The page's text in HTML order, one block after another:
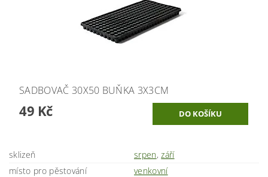
SADBOVAČ 30X50 BUŇKA 3X3CM
49 Kč
sklizeň srpen, září
místo pro pěstování
venkovní